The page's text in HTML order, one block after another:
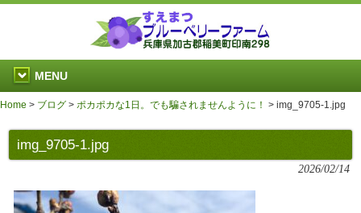
MENU
Home > ブログ > ポカポカな1日。でも騙されませんように！ > img_9705-1.jpg
img_9705-1.jpg
2026/02/14